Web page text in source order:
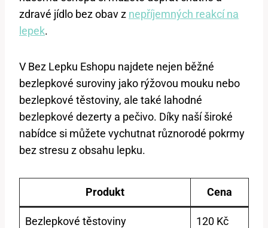
zdravé jídlo bez obav z nepříjemných reakcí na
lepek.
V Bez Lepku Eshopu najdete nejen běžné
bezlepkové suroviny jako rýžovou mouku nebo
bezlepkové těstoviny, ale také lahodné
bezlepkové dezerty a pečivo. Díky naší široké
nabídce si můžete vychutnat různorodé pokrmy
bez stresu z obsahu lepku.
Produkt Cena
Bezlepkové těstoviny 120 Kč